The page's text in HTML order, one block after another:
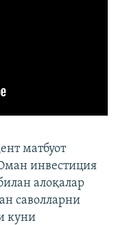
матбуот
инвестиция
алоқалар
саволларни
куни